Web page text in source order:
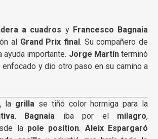
a cuadros y Francesco Bagnaia
al Grand Prix final. Su compañero de
ayuda importante. Jorge Martínterminó
enfocado y dio otro paso en su camino a
la grilla se tiñó color hormiga para la
. Bagnaia iba por el milagro,
la pole position. Aleix Espargaró